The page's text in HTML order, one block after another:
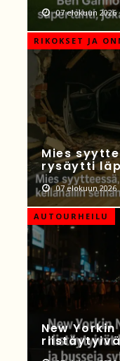
07 elokuun 2026
RIKOKSET JA
Mies
rysäytti
07 elokuun 2026
AUTOURHEILU
New